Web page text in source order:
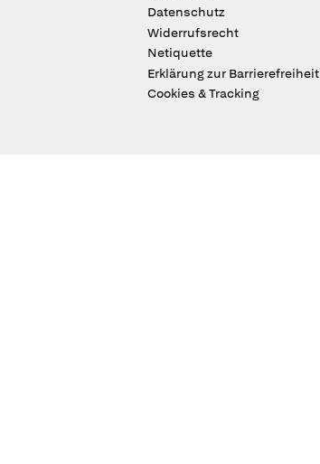
Datenschutz
Widerrufsrecht
Netiquette
Erklärung zur Barrierefreiheit
Cookies & Tracking